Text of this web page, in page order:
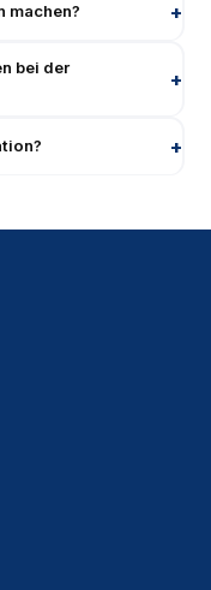
machen?
bei der